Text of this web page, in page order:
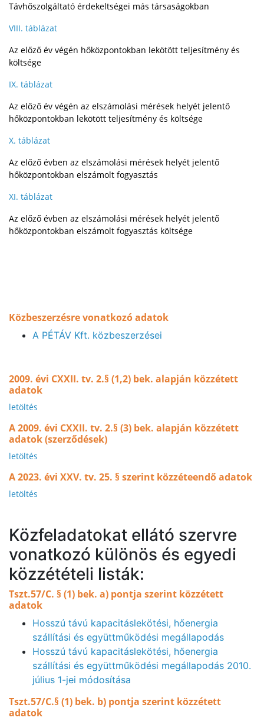
Távhőszolgáltató érdekeltségei más társaságokban
VIII. táblázat
Az előző év végén hőközpontokban lekötött teljesítmény és
költsége
IX. táblázat
Az előző év végén az elszámolási mérések helyét jelentő
hőközpontokban lekötött teljesítmény és költsége
X. táblázat
Az előző évben az elszámolási mérések helyét jelentő
hőközpontokban elszámolt fogyasztás
XI. táblázat
Az előző évben az elszámolási mérések helyét jelentő
hőközpontokban elszámolt fogyasztás költsége
Közbeszerzésre vonatkozó adatok
A PÉTÁV Kft. közbeszerzései
2009. évi CXXII. tv. 2.§ (1,2) bek. alapján közzétett
adatok
letöltés
A 2009. évi CXXII. tv. 2.§ (3) bek. alapján közzétett
adatok (szerződések)
letöltés
A 2023. évi XXV. tv. 25. § szerint közzéteendő adatok
letöltés
Közfeladatokat ellátó szervre
vonatkozó különös és egyedi
közzétételi listák:
Tszt.57/C. § (1) bek. a) pontja szerint közzétett
adatok
Hosszú távú kapacitáslekötési, hőenergia
szállítási és együttműködési megállapodás
Hosszú távú kapacitáslekötési, hőenergia
szállítási és együttműködési megállapodás 2010.
július 1-jei módosítása
Tszt.57/C.§ (1) bek. b) pontja szerint közzétett
adatok